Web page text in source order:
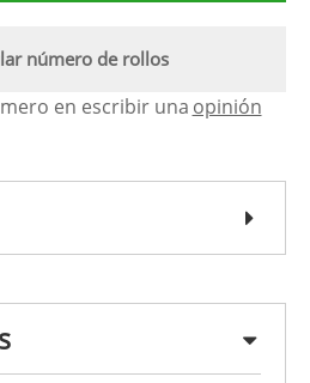
número de rollos
en escribir una opinión